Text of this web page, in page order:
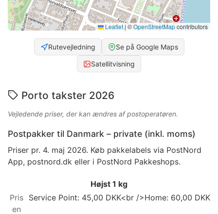
Leaflet|©OpenStreetMapcontributors
Rutevejledning Se på Google Maps
Satellitvisning
Porto takster 2026
Vejledende priser, der kan ændres af postoperatøren.
Postpakker til Danmark – private (inkl. moms)
Priser pr. 4. maj 2026. Køb pakkelabels via PostNord
App, postnord.dk eller i PostNord Pakkeshops.
Højst 1 kg
Service Point: 45,00 DKK<br />Home: 60,00 DKK